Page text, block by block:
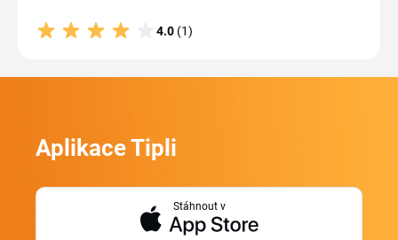
4.0 (1)
Aplikace Tipli
Stáhnout v